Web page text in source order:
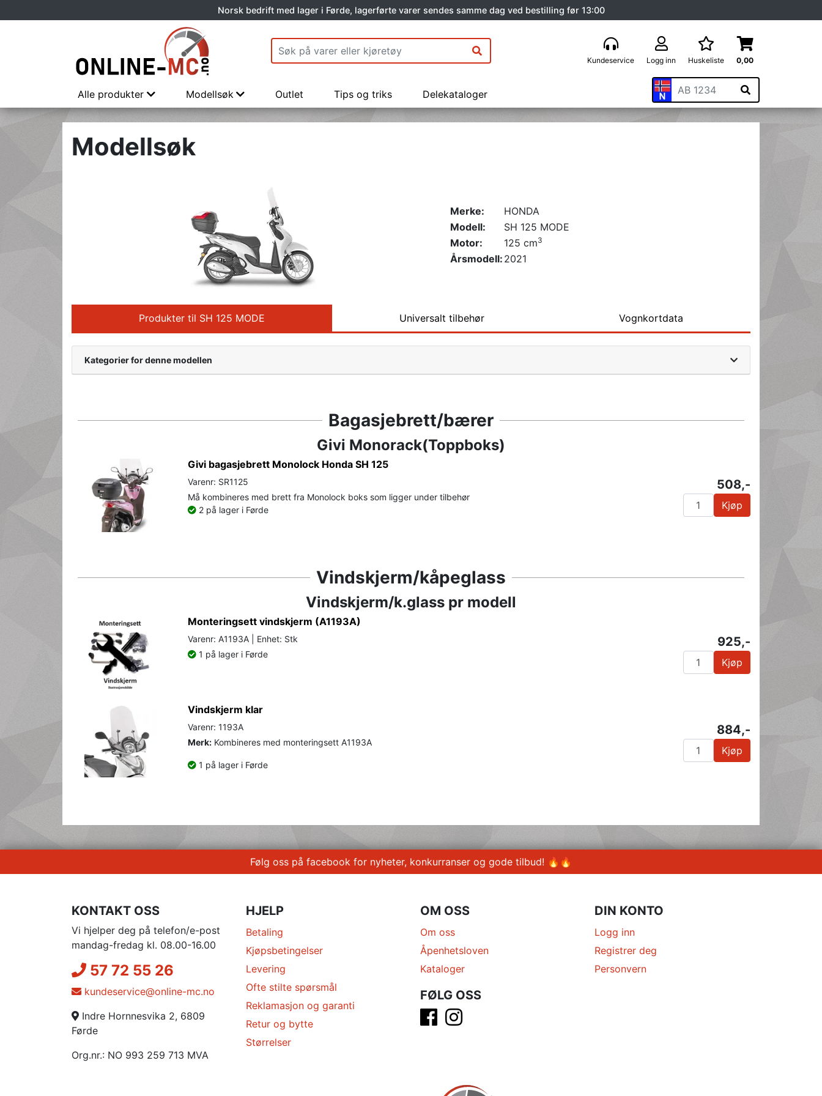
Norsk bedrift med lager i Førde, lagerførte varer sendes samme dag ved bestilling før 13:00
Kundeservice Logg inn Huskeliste 0,00
Alle produkter Modellsøk Outlet Tips og triks Delekataloger
Modellsøk
Merke:
HONDA
Modell:
SH 125 MODE
Motor:
125 cm3
Årsmodell: 2021
Produkter til SH 125 MODE Universalt tilbehør Vognkortdata
Kategorier for denne modellen
Bagasjebrett/bærer
Givi Monorack(Toppboks)
Givi bagasjebrett Monolock Honda SH 125
Varenr: SR1125
Må kombineres med brett fra Monolock boks som ligger under tilbehør
2 på lager i Førde
508,-
Kjøp
Vindskjerm/kåpeglass
Vindskjerm/k.glass pr modell
Monteringsett vindskjerm (A1193A)
Varenr: A1193A | Enhet: Stk
1 på lager i Førde
925,-
Kjøp
Vindskjerm klar
Varenr: 1193A
Merk: Kombineres med monteringsett A1193A
1 på lager i Førde
884,-
Kjøp
Følg oss på facebook for nyheter, konkurranser og gode tilbud! 🔥🔥
KONTAKT OSS
Vi hjelper deg på telefon/e-post
mandag-fredag kl. 08.00-16.00
57 72 55 26
kundeservice@online-mc.no
Indre Hornnesvika 2, 6809
Førde
Org.nr.: NO 993 259 713 MVA
HJELP
Betaling
Kjøpsbetingelser
Levering
Ofte stilte spørsmål
Reklamasjon og garanti
Retur og bytte
Størrelser
OM OSS
Om oss
Åpenhetsloven
Kataloger
FØLG OSS
DIN KONTO
Logg inn
Registrer deg
Personvern